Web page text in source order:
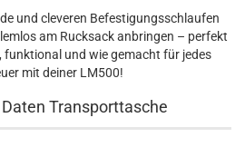
und cleveren Befestigungsschlaufen
am Rucksack anbringen – perfekt
und wie gemacht für jedes
mit deiner LM500!
Transporttasche